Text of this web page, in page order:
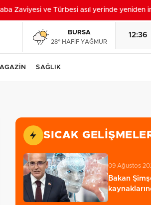
Zaviyesi ve Türbesi asıl yerinde yeniden
BURSA
28° HAFİF YAĞMUR
12:36
SAĞLIK
SICAK
09 Ağustos
Bakan